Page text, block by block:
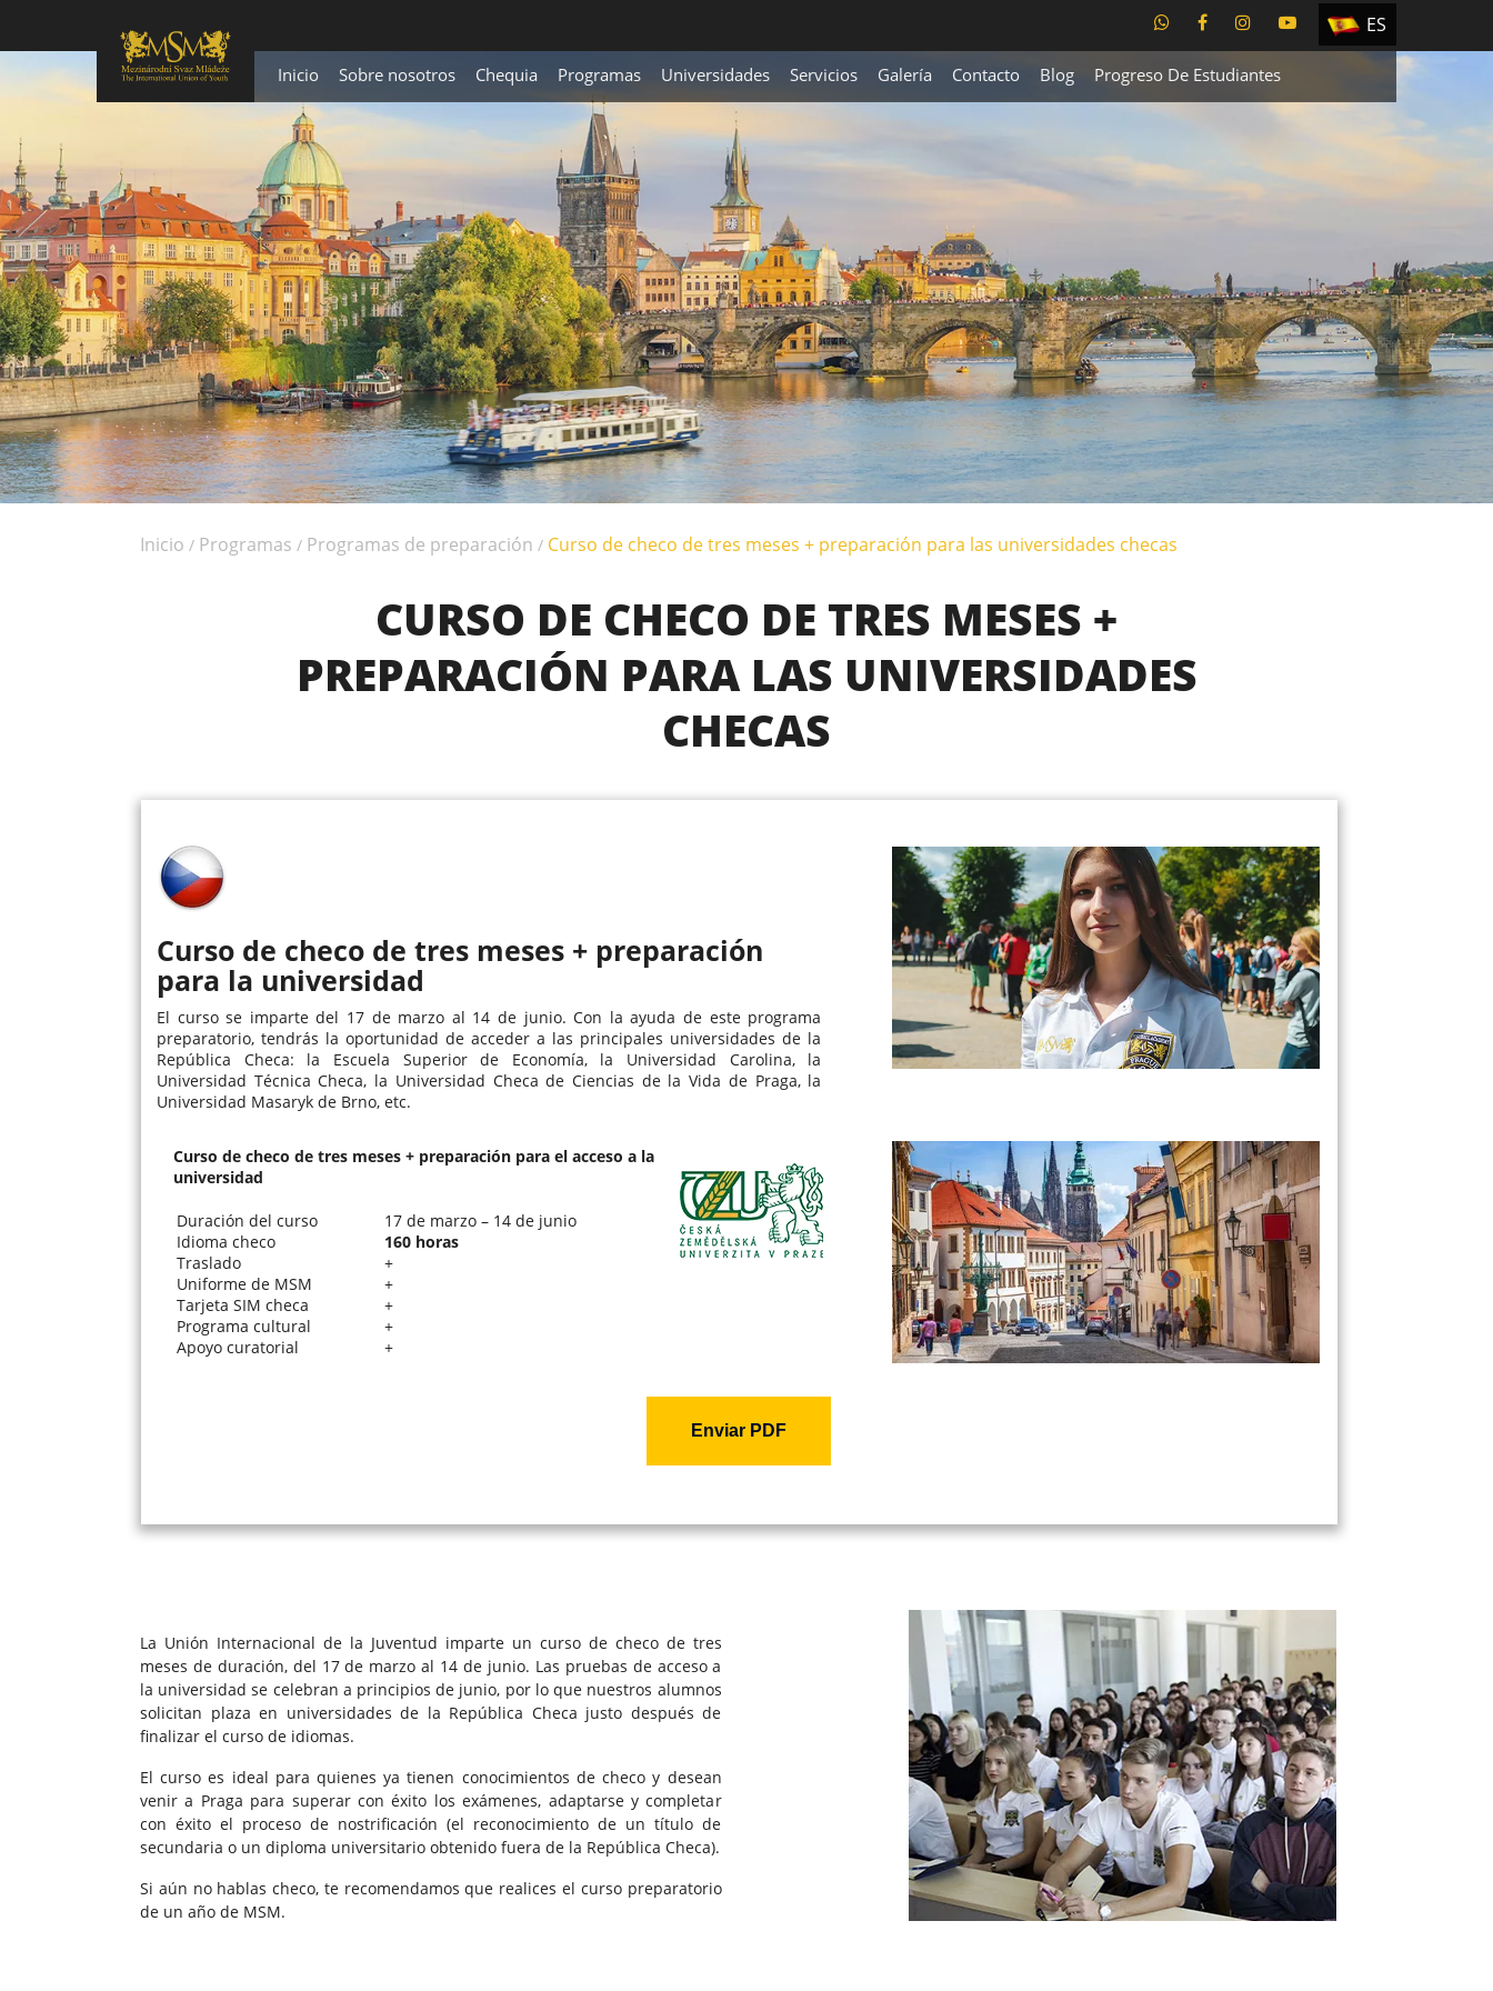
ES
TR
RU
Inicio Sobre nosotros Chequia Programas Universidades Servicios Galería Contacto Blog Progreso De Estudiantes
Inicio / Programas / Programas de preparación / Curso de checo de tres meses + preparación para las universidades checas
CURSO DE CHECO DE TRES MESES +
PREPARACIÓN PARA LAS UNIVERSIDADES
CHECAS
Curso de checo de tres meses + preparación
para la universidad
El curso se imparte del 17 de marzo al 14 de junio. Con la ayuda de este programa
preparatorio, tendrás la oportunidad de acceder a las principales universidades de la
República Checa: la Escuela Superior de Economía, la Universidad Carolina, la
Universidad Técnica Checa, la Universidad Checa de Ciencias de la Vida de Praga, la
Universidad Masaryk de Brno, etc.
Curso de checo de tres meses + preparación para el acceso a la
universidad
Duración del curso
17 de marzo – 14 de junio
Idioma checo
160 horas
Traslado
+
Uniforme de MSM
+
Tarjeta SIM checa
+
Programa cultural
+
Apoyo curatorial
+
Enviar PDF
La Unión Internacional de la Juventud imparte un curso de checo de tres
meses de duración, del 17 de marzo al 14 de junio. Las pruebas de acceso a
la universidad se celebran a principios de junio, por lo que nuestros alumnos
solicitan plaza en universidades de la República Checa justo después de
finalizar el curso de idiomas.
El curso es ideal para quienes ya tienen conocimientos de checo y desean
venir a Praga para superar con éxito los exámenes, adaptarse y completar
con éxito el proceso de nostrificación (el reconocimiento de un título de
secundaria o un diploma universitario obtenido fuera de la República Checa).
Si aún no hablas checo, te recomendamos que realices el curso preparatorio
de un año de MSM.